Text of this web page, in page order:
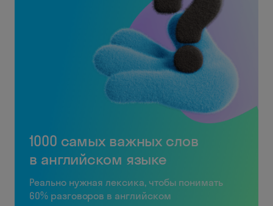
1000 самых важных слов
в английском языке
Реально нужная лексика, чтобы понимать
60% разговоров в английском